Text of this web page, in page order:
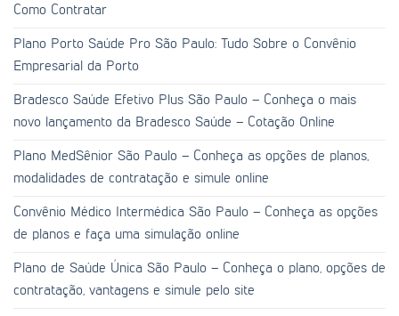
Como Contratar
Plano Porto Saúde Pro São Paulo: Tudo Sobre o Convênio
Empresarial da Porto
Bradesco Saúde Efetivo Plus São Paulo – Conheça o mais
novo lançamento da Bradesco Saúde – Cotação Online
Plano MedSênior São Paulo – Conheça as opções de planos,
modalidades de contratação e simule online
Convênio Médico Intermédica São Paulo – Conheça as opções
de planos e faça uma simulação online
Plano de Saúde Única São Paulo – Conheça o plano, opções de
contratação, vantagens e simule pelo site